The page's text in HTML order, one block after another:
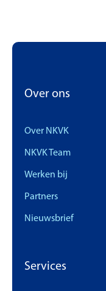
Over ons
Over NKVK
NKVK Team
Werken bij
Partners
Nieuwsbrief
Services